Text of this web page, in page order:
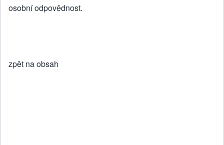
osobní odpovědnost.
zpět na obsah